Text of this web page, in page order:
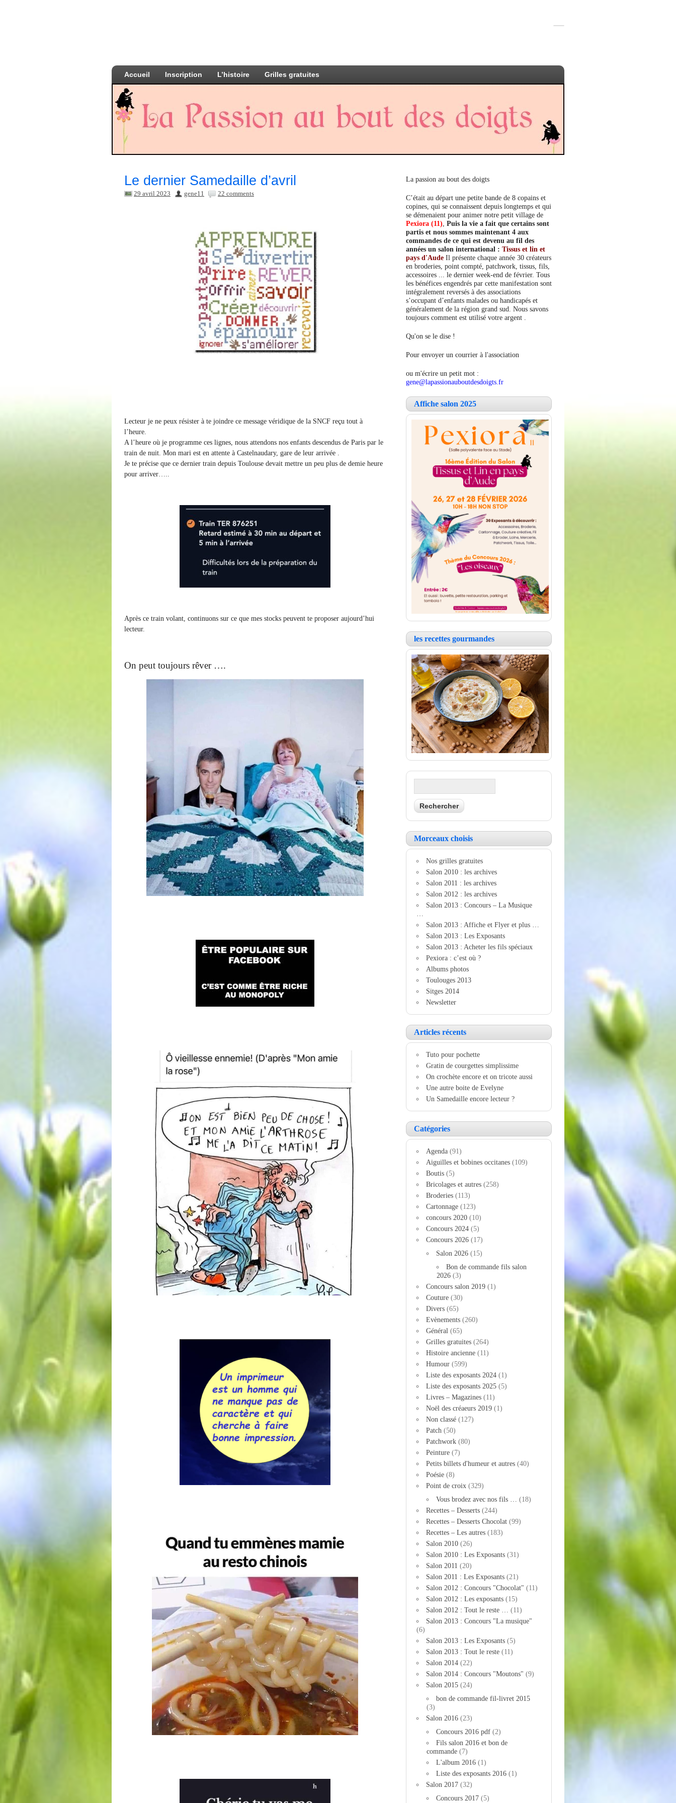
Accueil Inscription L’histoire Grilles gratuites
Le dernier Samedaille d’avril
29 avril 2023 gene11 22 comments
Lecteur je ne peux résister à te joindre ce message véridique de la SNCF reçu tout à
l’heure.
A l’heure où je programme ces lignes, nous attendons nos enfants descendus de Paris par le
train de nuit. Mon mari est en attente à Castelnaudary, gare de leur arrivée .
Je te précise que ce dernier train depuis Toulouse devait mettre un peu plus de demie heure
pour arriver…..
Après ce train volant, continuons sur ce que mes stocks peuvent te proposer aujourd’hui
lecteur.
On peut toujours rêver ….
La passion au bout des doigts
C’était au départ une petite bande de 8 copains et
copines, qui se connaissent depuis longtemps et qui
se démenaient pour animer notre petit village de
Pexiora (11) Puis la vie a fait que certains sont
partis et nous sommes maintenant 4 aux
commandes de ce qui est devenu au fil des
années un salon international : Tissus et lin et
pays d'Aude Il présente chaque année 30 créateurs
en broderies, point compté, patchwork, tissus, fils,
accessoires ... le dernier week-end de février. Tous
les bénéfices engendrés par cette manifestation sont
intégralement reversés à des associations
s’occupant d’enfants malades ou handicapés et
généralement de la région grand sud. Nous savons
toujours comment est utilisé votre argent .
Qu'on se le dise !
Pour envoyer un courrier à l'association
ou m'écrire un petit mot :
gene@lapassionauboutdesdoigts.fr
Affiche salon 2025
les recettes gourmandes
Morceaux choisis
Nos grilles gratuites
Salon 2010 : les archives
Salon 2011 : les archives
Salon 2012 : les archives
Salon 2013 : Concours – La Musique
Salon 2013 : Affiche et Flyer et plus …
Salon 2013 : Les Exposants
Salon 2013 : Acheter les fils spéciaux
Pexiora : c’est où ?
Albums photos
Toulouges 2013
Sitges 2014
Newsletter
Articles récents
Tuto pour pochette
Gratin de courgettes simplissime
On crochète encore et on tricote aussi
Une autre boite de Evelyne
Un Samedaille encore lecteur ?
Catégories
Agenda (91)
Aiguilles et bobines occitanes (109)
Boutis (5)
Bricolages et autres (258)
Broderies (113)
Cartonnage (123)
concours 2020 (10)
Concours 2024 (5)
Concours 2026 (17)
Salon 2026 (15)
Bon de commande fils salon
2026 (3)
Concours salon 2019 (1)
Couture (30)
Divers (65)
Evènements (260)
Général (65)
Grilles gratuites (264)
Histoire ancienne (11)
Humour (599)
Liste des exposants 2024 (1)
Liste des exposants 2025 (5)
Livres – Magazines (11)
Noël des créaeurs 2019 (1)
Non classé (127)
Patch (50)
Patchwork (80)
Peinture (7)
Petits billets d'humeur et autres (40)
Poésie (8)
Point de croix (329)
Vous brodez avec nos fils …
(18)
Recettes – Desserts (244)
Recettes – Desserts Chocolat (99)
Recettes – Les autres (183)
Salon 2010 (26)
Salon 2010 : Les Exposants (31)
Salon 2011 (20)
Salon 2011 : Les Exposants (21)
Salon 2012 : Concours "Chocolat" (11)
Salon 2012 : Les exposants (15)
Salon 2012 : Tout le reste …
(11)
Salon 2013 : Concours "La musique"
(6)
Salon 2013 : Les Exposants (5)
Salon 2013 : Tout le reste (11)
Salon 2014 (22)
Salon 2014 : Concours "Moutons" (9)
Salon 2015 (24)
bon de commande fil-livret 2015
(3)
Salon 2016 (23)
Concours 2016 pdf (2)
Fils salon 2016 et bon de
commande (7)
L'album 2016 (1)
Liste des exposants 2016 (1)
Salon 2017 (32)
Concours 2017 (5)